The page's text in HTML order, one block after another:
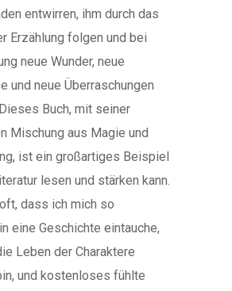
entwirren, ihm durch das
Erzählung folgen und bei
neue Wunder, neue
und neue Überraschungen
Buch, mit seiner
Mischung aus Magie und
ist ein großartiges Beispiel
lesen und stärken kann.
dass ich mich so
eine Geschichte eintauche,
Leben der Charaktere
und kostenloses fühlte